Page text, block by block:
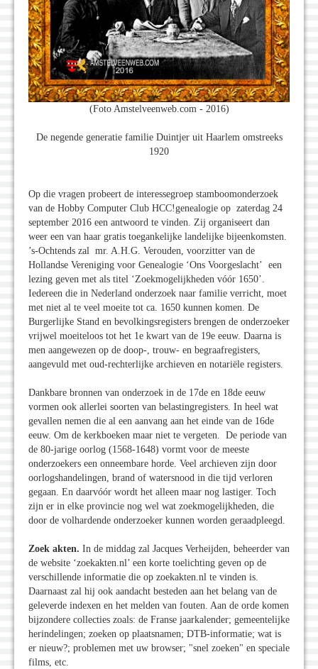
(Foto Amstelveenweb.com - 2016)
De negende generatie familie Duintjer uit Haarlem omstreeks
1920
Op die vragen probeert de interessegroep stamboomonderzoek
van de Hobby Computer Club HCC!genealogie op zaterdag 24
september 2016 een antwoord te vinden. Zij organiseert dan
weer een van haar gratis toegankelijke landelijke bijeenkomsten.
’s-Ochtends zal mr. A.H.G. Verouden, voorzitter van de
Hollandse Vereniging voor Genealogie ‘Ons Voorgeslacht’ een
lezing geven met als titel ‘Zoekmogelijkheden vóór 1650’.
Iedereen die in Nederland onderzoek naar familie verricht, moet
met niet al te veel moeite tot ca. 1650 kunnen komen. De
Burgerlijke Stand en bevolkingsregisters brengen de onderzoeker
vrijwel moeiteloos tot het 1e kwart van de 19e eeuw. Daarna is
men aangewezen op de doop-, trouw- en begraafregisters,
aangevuld met oud-rechterlijke archieven en notariële registers.
Dankbare bronnen van onderzoek in de 17de en 18de eeuw
vormen ook allerlei soorten van belastingregisters. In heel wat
gevallen nemen die al een aanvang aan het einde van de 16de
eeuw. Om de kerkboeken maar niet te vergeten. De periode van
de 80-jarige oorlog (1568-1648) vormt voor de meeste
onderzoekers een onneembare horde. Veel archieven zijn door
oorlogshandelingen, brand of watersnood in die tijd verloren
gegaan. En daarvóór wordt het alleen maar nog lastiger. Toch
zijn er in elke provincie nog wel wat zoekmogelijkheden, die
door de volhardende onderzoeker kunnen worden geraadpleegd.
Zoek akten. In de middag zal Jacques Verheijden, beheerder van
de website ‘zoekakten.nl’ een korte toelichting geven op de
verschillende informatie die op zoekakten.nl te vinden is.
Daarnaast zal hij ook aandacht besteden aan het belang van de
geleverde indexen en het melden van fouten. Aan de orde komen
bijzondere collecties zoals: de Franse jaarkalender; gemeentelijke
herindelingen; zoeken op plaatsnamen; DTB-informatie; wat is
er nieuw?; problemen met uw browser; "snel zoeken" en speciale
films, etc.